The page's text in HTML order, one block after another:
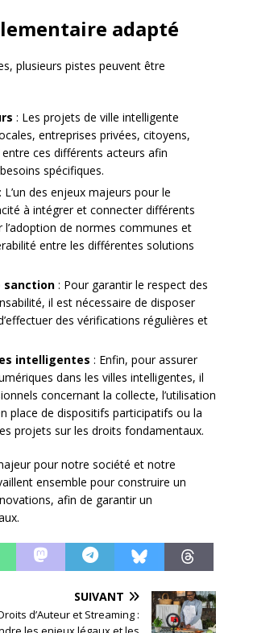
adapté
plusieurs pistes peuvent être
: Les projets de ville intelligente
entreprises privées, citoyens,
ces différents acteurs afin
spécifiques.
: L’un des enjeux majeurs pour le
à intégrer et connecter différents
l’adoption de normes communes et
entre les différentes solutions
sanction : Pour garantir le respect des
il est nécessaire de disposer
des vérifications régulières et
intelligentes : Enfin, pour assurer
dans les villes intelligentes, il
concernant la collecte, l’utilisation
place de dispositifs participatifs ou la
projets sur les droits fondamentaux.
pour notre société et notre
ensemble pour construire un
afin de garantir un
SUIVANT
d’Auteur et Streaming :